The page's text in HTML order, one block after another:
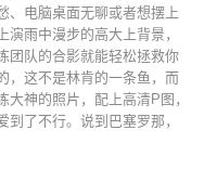
、电脑桌面无聊或者想摆上
演雨中漫步的高大上背景，
团队的合影就能轻松拯救你
，这不是林肯的一条鱼，而
大神的照片，配上高清P图，
到了不行。说到巴塞罗那，